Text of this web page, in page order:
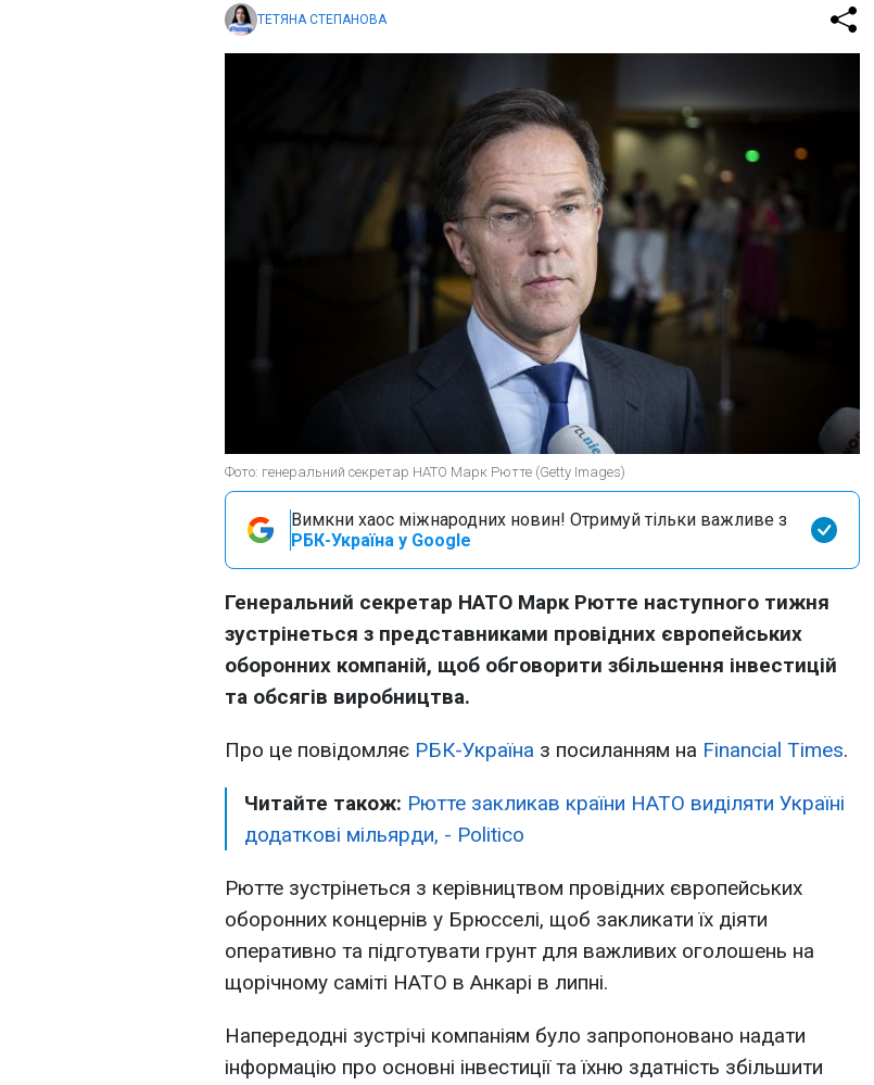
ТЕТЯНА СТЕПАНОВА
Фото: генеральний секретар НАТО Марк Рютте (Getty Images)
Вимкни хаос міжнародних новин! Отримуй тільки важливе з
РБК-Україна у Google
Генеральний секретар НАТО Марк Рютте наступного тижня
зустрінеться з представниками провідних європейських
оборонних компаній, щоб обговорити збільшення інвестицій
та обсягів виробництва.
Про це повідомляє РБК-Україна з посиланням на Financial Times.
Читайте також: Рютте закликав країни НАТО виділяти Україні
додаткові мільярди, - Politico
Рютте зустрінеться з керівництвом провідних європейських
оборонних концернів у Брюсселі, щоб закликати їх діяти
оперативно та підготувати грунт для важливих оголошень на
щорічному саміті НАТО в Анкарі в липні.
Напередодні зустрічі компаніям було запропоновано надати
інформацію про основні інвестиції та їхню здатність збільшити